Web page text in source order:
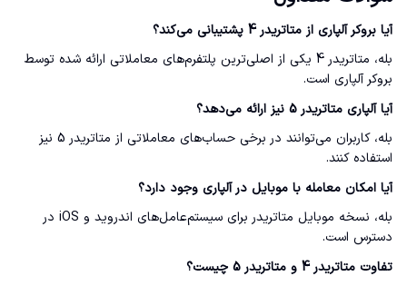
آیا بروکر آلپاری از متاتریدر 4 پشتیبانی می‌کند؟
بله، متاتریدر 4 یکی از اصلی‌ترین پلتفرم‌های معاملاتی ارائه شده توسط
بروکر آلپاری است.
آیا آلپاری متاتریدر 5 نیز ارائه می‌دهد؟
بله، کاربران می‌توانند در برخی حساب‌های معاملاتی از متاتریدر 5 نیز
استفاده کنند.
آیا امکان معامله با موبایل در آلپاری وجود دارد؟
بله، نسخه موبایل متاتریدر برای سیستم‌عامل‌های اندروید و iOS در
دسترس است.
تفاوت متاتریدر 4 و متاتریدر 5 چیست؟